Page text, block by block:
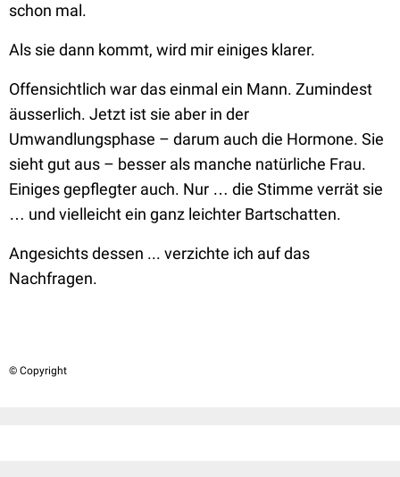
schon mal.
Als sie dann kommt, wird mir einiges klarer.
Offensichtlich war das einmal ein Mann. Zumindest
äusserlich. Jetzt ist sie aber in der
Umwandlungsphase – darum auch die Hormone. Sie
sieht gut aus – besser als manche natürliche Frau.
Einiges gepflegter auch. Nur … die Stimme verrät sie
… und vielleicht ein ganz leichter Bartschatten.
Angesichts dessen ... verzichte ich auf das
Nachfragen.
© Copyright